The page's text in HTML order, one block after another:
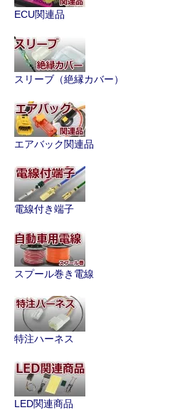
ECU関連品
スリーブ（絶縁カバー）
エアバック関連品
電線付き端子
スプール巻き電線
特注ハーネス
LED関連商品